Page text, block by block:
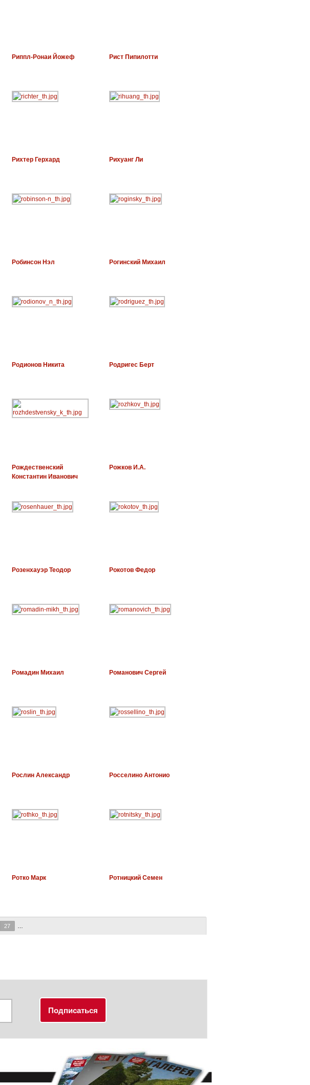
Риппл-Ронаи Йожеф Рист Пипилотти
Рихтер Герхард Рихуанг Ли
Робинсон Нэл Рогинский Михаил
Родионов Никита Родригес Берт
Рождественский
Константин Иванович
Рожков И.А.
Розенхауэр Теодор Рокотов Федор
Ромадин Михаил Романович Сергей
Рослин Александр Росселино Антонио
Ротко Марк Ротницкий Семен
27